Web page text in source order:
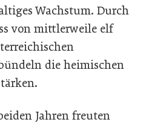
Wachstum. Durch
von mittlerweile elf
die heimischen
Jahren freuten